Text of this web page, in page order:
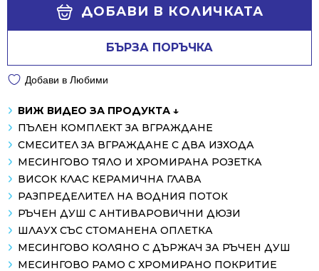
ДОБАВИ В КОЛИЧКАТА
БЪРЗА ПОРЪЧКА
Добави в Любими
ВИЖ ВИДЕО ЗА ПРОДУКТА ↓
ПЪЛЕН КОМПЛЕКТ ЗА ВГРАЖДАНЕ
СМЕСИТЕЛ ЗА ВГРАЖДАНЕ С ДВА ИЗХОДА
МЕСИНГОВО ТЯЛО И ХРОМИРАНА РОЗЕТКА
ВИСОК КЛАС КЕРАМИЧНА ГЛАВА
РАЗПРЕДЕЛИТЕЛ НА ВОДНИЯ ПОТОК
РЪЧЕН ДУШ С АНТИВАРОВИЧНИ ДЮЗИ
ШЛАУХ СЪС СТОМАНЕНА ОПЛЕТКА
МЕСИНГОВО КОЛЯНО С ДЪРЖАЧ ЗА РЪЧЕН ДУШ
МЕСИНГОВО РАМО С ХРОМИРАНО ПОКРИТИЕ